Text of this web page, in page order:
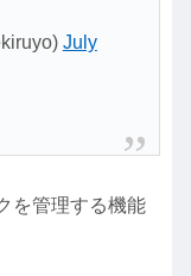
July
を管理する機能